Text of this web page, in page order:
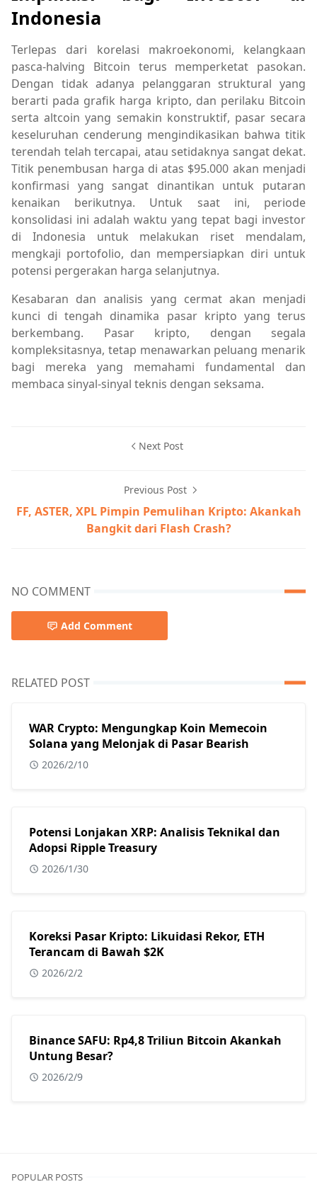
Indonesia
Terlepas dari korelasi makroekonomi, kelangkaan
pasca-halving Bitcoin terus memperketat pasokan.
Dengan tidak adanya pelanggaran struktural yang
berarti pada grafik harga kripto, dan perilaku Bitcoin
serta altcoin yang semakin konstruktif, pasar secara
keseluruhan cenderung mengindikasikan bahwa titik
terendah telah tercapai, atau setidaknya sangat dekat.
Titik penembusan harga di atas $95.000 akan menjadi
konfirmasi yang sangat dinantikan untuk putaran
kenaikan berikutnya. Untuk saat ini, periode
konsolidasi ini adalah waktu yang tepat bagi investor
di Indonesia untuk melakukan riset mendalam,
mengkaji portofolio, dan mempersiapkan diri untuk
potensi pergerakan harga selanjutnya.
Kesabaran dan analisis yang cermat akan menjadi
kunci di tengah dinamika pasar kripto yang terus
berkembang. Pasar kripto, dengan segala
kompleksitasnya, tetap menawarkan peluang menarik
bagi mereka yang memahami fundamental dan
membaca sinyal-sinyal teknis dengan seksama.
Next Post
Previous Post
FF, ASTER, XPL Pimpin Pemulihan Kripto: Akankah
Bangkit dari Flash Crash?
NO COMMENT
Add Comment
RELATED POST
WAR Crypto: Mengungkap Koin Memecoin
Solana yang Melonjak di Pasar Bearish
2026/2/10
Potensi Lonjakan XRP: Analisis Teknikal dan
Adopsi Ripple Treasury
2026/1/30
Koreksi Pasar Kripto: Likuidasi Rekor, ETH
Terancam di Bawah $2K
2026/2/2
Binance SAFU: Rp4,8 Triliun Bitcoin Akankah
Untung Besar?
2026/2/9
POPULAR POSTS